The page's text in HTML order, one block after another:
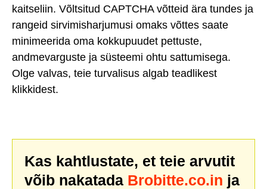
kaitseliin. Võltsitud CAPTCHA võtteid ära tundes ja
rangeid sirvimisharjumusi omaks võttes saate
minimeerida oma kokkupuudet pettuste,
andmevarguste ja süsteemi ohtu sattumisega.
Olge valvas, teie turvalisus algab teadlikest
klikkidest.
Kas kahtlustate, et teie arvutit
võib nakatada Brobitte.co.in ja